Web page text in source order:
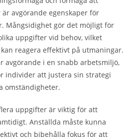
avgörande egenskaper för
Mångsidighet gör det möjligt för
uppgifter vid behov, vilket
reagera effektivt på utmaningar.
avgörande i en snabb arbetsmiljö,
individer att justera sin strategi
omständigheter.
uppgifter är viktig för att
Anställda måste kunna
och bibehålla fokus för att